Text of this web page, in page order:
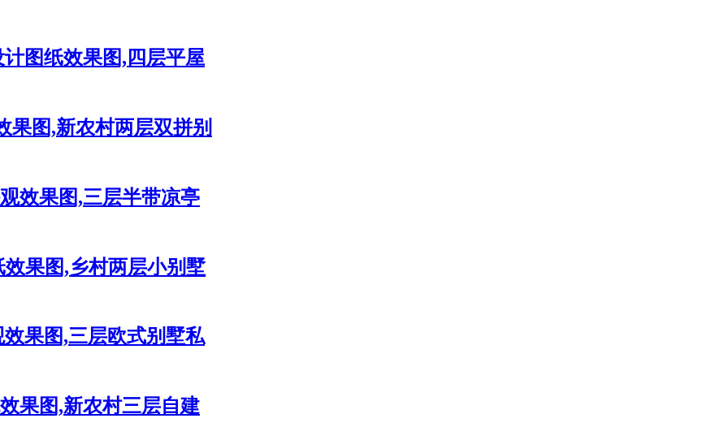
图纸效果图,四层平屋
果图,新农村两层双拼别
效果图,三层半带凉亭
果图,乡村两层小别墅
果图,三层欧式别墅私
果图,新农村三层自建